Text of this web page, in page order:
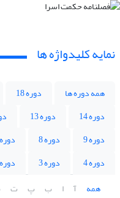
نمایه کلیدواژه ها
همه دوره ها دوره 18
دوره 14
دوره 13
دوره 9
دوره 8 دوره 7
دوره 4
دوره 3 دوره 2
همه
آ ا ب پ ت